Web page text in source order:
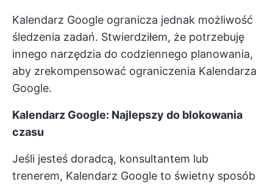
Kalendarz Google ogranicza jednak możliwość
śledzenia zadań. Stwierdziłem, że potrzebuję
innego narzędzia do codziennego planowania,
aby zrekompensować ograniczenia Kalendarza
Google.
Kalendarz Google: Najlepszy do blokowania
czasu
Jeśli jesteś doradcą, konsultantem lub
trenerem, Kalendarz Google to świetny sposób